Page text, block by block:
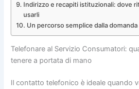
Indirizzo e recapiti istituzionali: dove
usarli
Un percorso semplice dalla domanda
Telefonare al Servizio Consumatori:
tenere a portata di mano
Il contatto telefonico è ideale quando